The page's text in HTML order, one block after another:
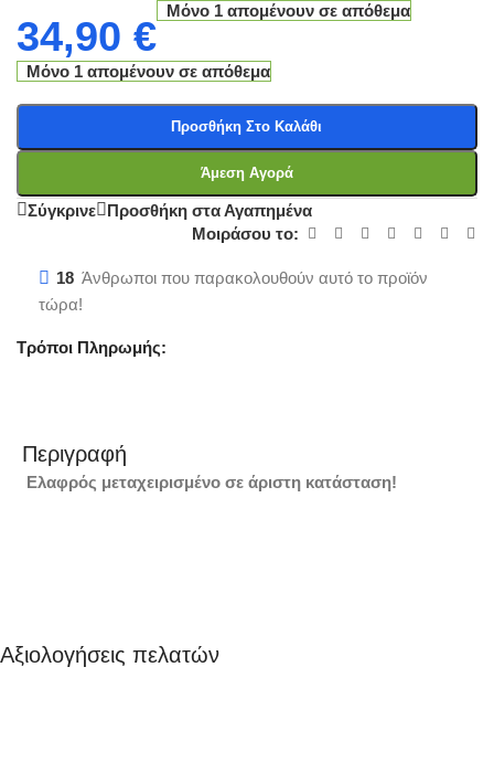
34,90 €
Μόνο 1 απομένουν σε απόθεμα
Μόνο 1 απομένουν σε απόθεμα
Προσθήκη Στο Καλάθι
Άμεση Αγορά
Σύγκρινε
Προσθήκη στα Αγαπημένα
Μοιράσου το:
18 Άνθρωποι που παρακολουθούν αυτό το προϊόν
τώρα!
Τρόποι Πληρωμής:
Περιγραφή
Ελαφρός μεταχειρισμένo σε άριστη κατάσταση!
Αξιολογήσεις πελατών